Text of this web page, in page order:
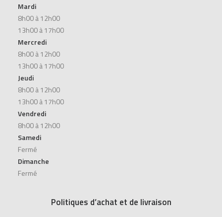
Mardi
8h00 à 12h00
13h00 à 17h00
Mercredi
8h00 à 12h00
13h00 à 17h00
Jeudi
8h00 à 12h00
13h00 à 17h00
Vendredi
8h00 à 12h00
Samedi
Fermé
Dimanche
Fermé
Politiques d’achat et de livraison